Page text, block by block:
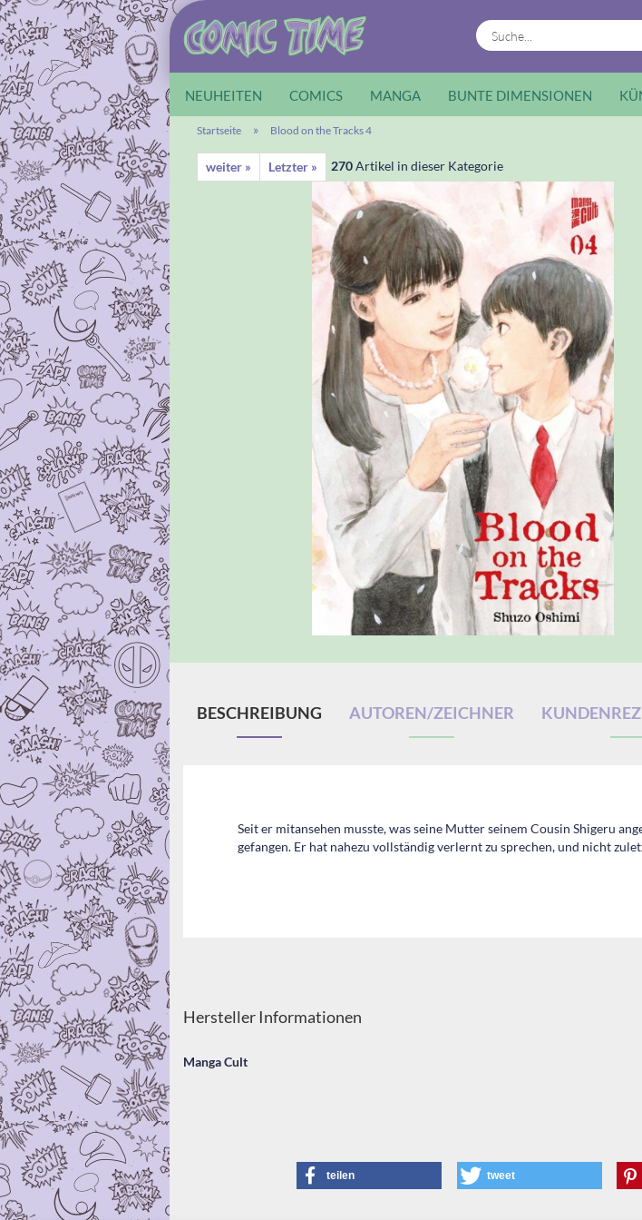
NEUHEITEN COMICS MANGA BUNTE DIMENSIONEN
Startseite » Blood on the Tracks 4
weiter » Letzter » 270Artikel in dieser Kategorie
BESCHREIBUNG AUTOREN/ZEICHNER
Seit er mitansehen musste, was seine Mutter seinem Cousin Shigeru
gefangen. Er hat nahezu vollständig verlernt zu sprechen, und nicht
Hersteller Informationen
Manga Cult
teilen tweet